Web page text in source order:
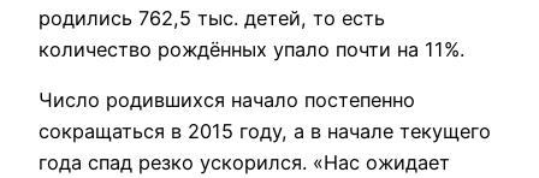
родились 762,5 тыс. детей, то есть
количество рождённых упало почти на 11%.
Число родившихся начало постепенно
сокращаться в 2015 году, а в начале текущего
года спад резко ускорился. «Нас ожидает